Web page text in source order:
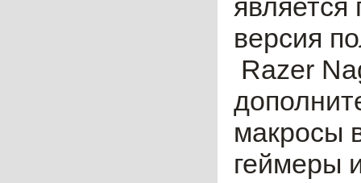
версия
Razer
макросы
геймеры